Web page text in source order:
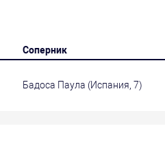
Соперник
Бадоса Паула (Испания, 7)